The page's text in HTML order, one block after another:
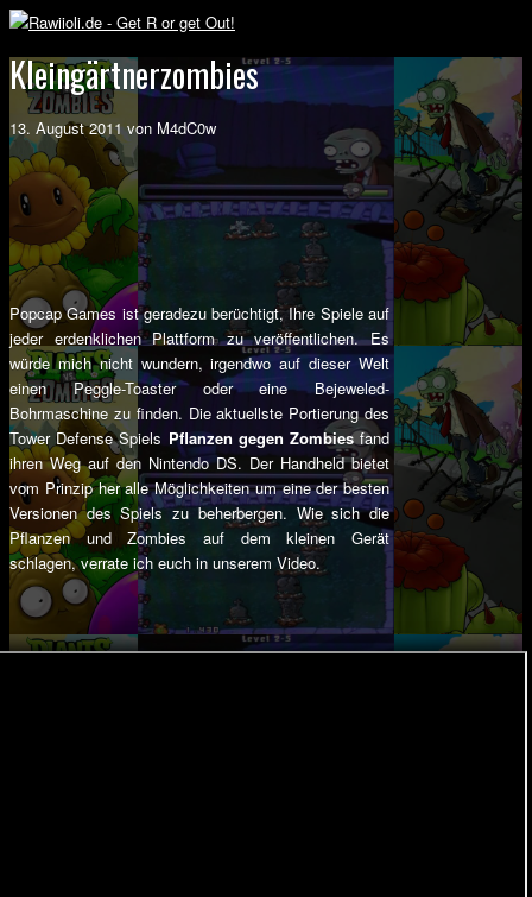
Kleingärtnerzombies
13. August 2011 von M4dC0w
Popcap Games ist geradezu berüchtigt, Ihre Spiele auf
jeder erdenklichen Plattform zu veröffentlichen. Es
würde mich nicht wundern, irgendwo auf dieser Welt
einen Peggle-Toaster oder eine Bejeweled-
Bohrmaschine zu finden. Die aktuellste Portierung des
Tower Defense Spiels Pflanzen gegen Zombiesfand
ihren Weg auf den Nintendo DS. Der Handheld bietet
vom Prinzip her alle Möglichkeiten um eine der besten
Versionen des Spiels zu beherbergen. Wie sich die
Pflanzen und Zombies auf dem kleinen Gerät
schlagen, verrate ich euch in unserem Video.